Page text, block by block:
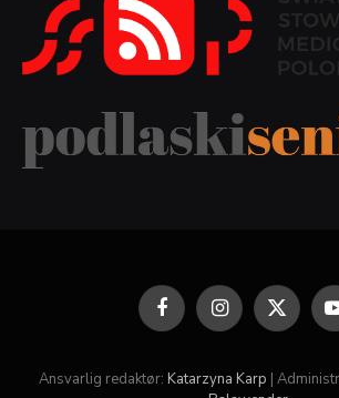
FacebookInstagram
X
(Twitter)
Ansvarlig redaktør: Katarzyna Karp |